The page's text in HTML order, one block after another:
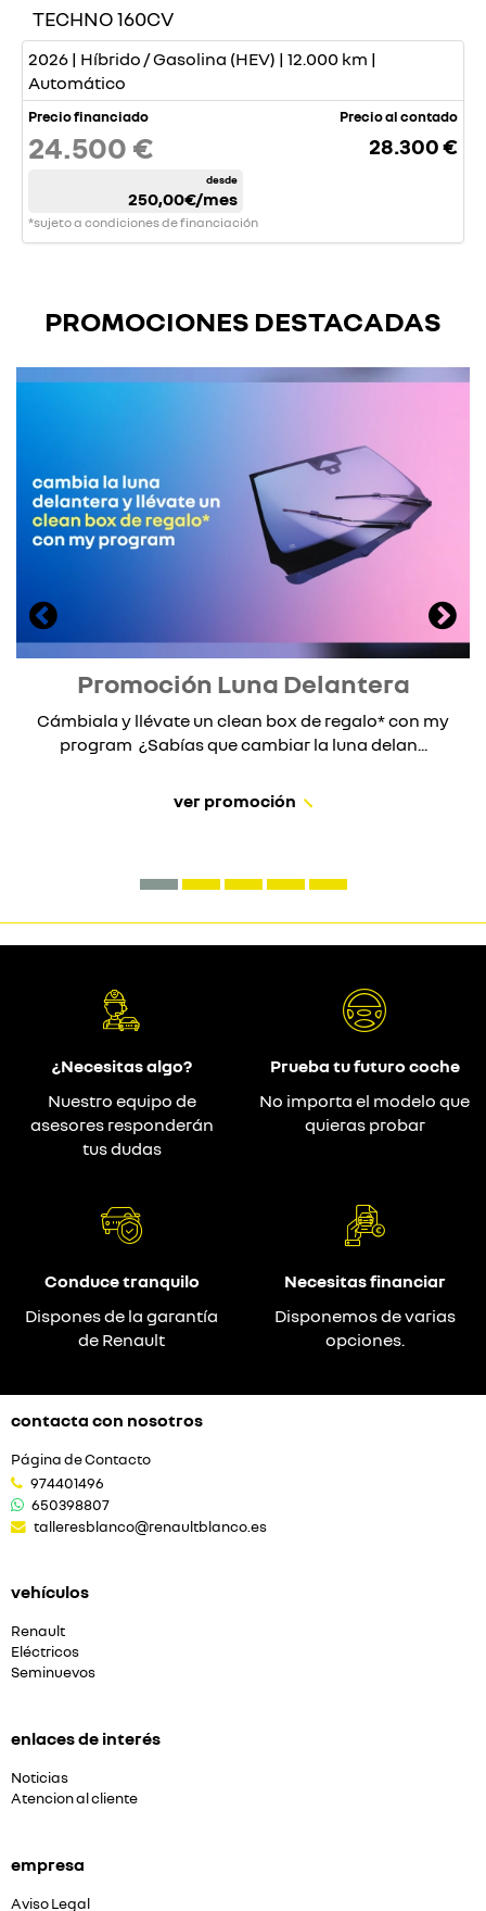
TECHNO 160CV
2026 | Híbrido / Gasolina (HEV) | 12.000 km |
Automático
Precio financiado
24.500 €
desde
250,00€/mes
*sujeto a condiciones de financiación
Precio al contado
28.300 €
PROMOCIONES DESTACADAS
Promoción Luna Delantera
Cámbiala y llévate un clean box de regalo* con my
program ¿Sabías que cambiar la luna delan...
ver promoción
¿Necesitas algo?
Nuestro equipo de
asesores responderán
tus dudas
Prueba tu futuro coche
No importa el modelo que
quieras probar
Conduce tranquilo
Dispones de la garantía
de Renault
Necesitas financiar
Disponemos de varias
opciones.
contacta con nosotros
Página de Contacto
974401496
650398807
talleresblanco@renaultblanco.es
vehículos
Renault
Eléctricos
Seminuevos
enlaces de interés
Noticias
Atencion al cliente
empresa
Aviso Legal